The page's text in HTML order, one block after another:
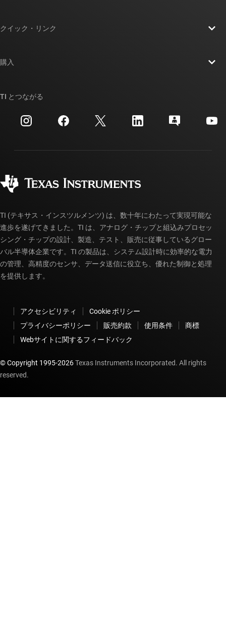
投資家向け情報
製造
クイック・リンク
クロスリファレンス検索
カスタマー・サポート・センター
myTI アカウントの FAQ
購入
ご注文に関する FAQ
TI とつながる
TI (テキサス・インスツルメンツ) は、数十年にわたって実現可能な
進歩を遂げてきました。TI は、アナログ・チップと組込みプロセッ
シング・チップの設計、製造、テスト、販売に従事しているグロー
バル半導体企業です。TI の製品は、システム設計時に効率的な電力
の管理、高精度のセンサ、データ送信に役立ち、優れた制御と処理
を提供します。
アクセシビリティ
Cookie ポリシー
プライバシーポリシー
販売約款 使用条件
商標
Webサイトに関するフィードバック
© Copyright 1995-2026Texas Instruments Incorporated. All rights
reserved.